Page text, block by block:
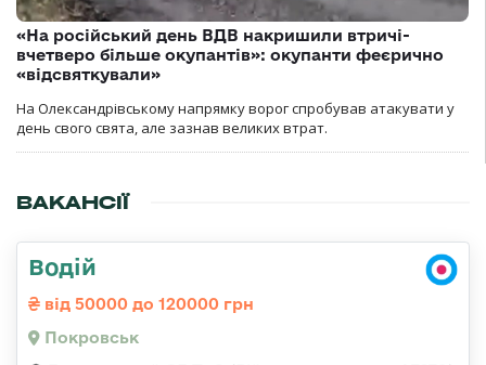
«На російський день ВДВ накришили втричі-
вчетверо більше окупантів»: окупанти феєрично
«відсвяткували»
На Олександрівському напрямку ворог спробував атакувати у
день свого свята, але зазнав великих втрат.
ВАКАНСІЇ
Водій
від 50000 до 120000 грн
Покровськ